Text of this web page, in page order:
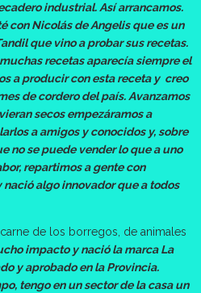
industrial. Así arrancamos.
con Nicolás de Angelis que es un
que vino a probar sus recetas.
recetas aparecía siempre el
a producir con esta receta y creo
de cordero del país. Avanzamos
secos empezáramos a
a amigos y conocidos y, sobre
no se puede vender lo que a uno
repartimos a gente con
algo innovador que a todos
de los borregos, de animales
impacto y nació la marca La
y aprobado en la Provincia.
tengo en un sector de la casa un